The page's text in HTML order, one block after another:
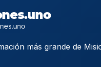
más grande de